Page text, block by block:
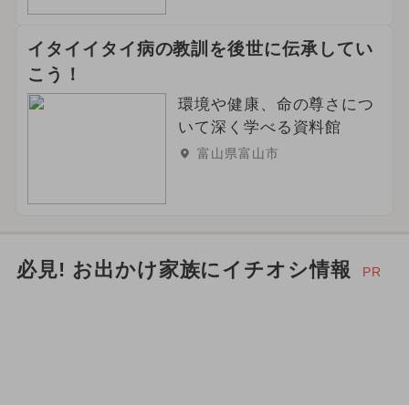
イルミネーション
2026年2月のイベント
2024年2月のイベント 春休み
イタイイタイ病の教訓を後世に伝承してい
こう！
環境や健康、命の尊さにつ
いて深く学べる資料館
富山県富山市
必見! お出かけ家族にイチオシ情報 PR